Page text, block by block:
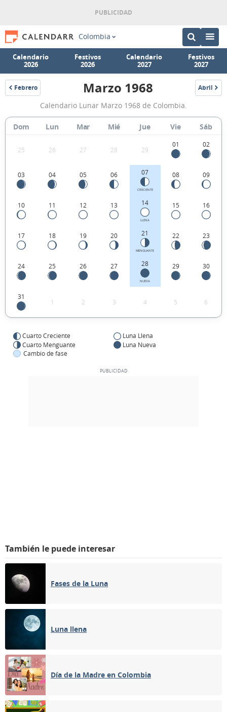
Colombia
Calendario
2026
Festivos
2026
Calendario
2027
Festivos
2027
Febrero
1968
Calendario
Lunar
Marzo
Colombia.
Marzo 1968 Abril
1968
Calendario Lunar Marzo 1968 de Colombia.
Dom Lun Mar Mié Jue Vie Sáb
25 26 27 28 29
01 02
03 04 05 06 07
CRECIENTE
08 09
10 11 12 13 14
LLENA
15 16
17 18 19 20 21
MENGUANTE
22 23
24 25 26 27 28
NUEVA
29 30
31
1 2 3 4 5 6
Cuarto Creciente
Luna Llena
Cuarto Menguante
Luna Nueva
Cambio de fase
También le puede interesar
Fases de la Luna
Luna llena
Día de la Madre en Colombia